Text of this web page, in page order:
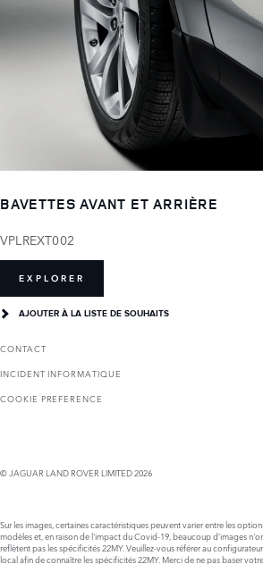
BAVETTES AVANT ET ARRIÈRE
VPLREXT002
EXPLORER
AJOUTER À LA LISTE DE SOUHAITS
CONTACT
INCIDENT INFORMATIQUE
COOKIE PREFERENCE
© JAGUAR LAND ROVER LIMITED 2026
Sur les images, certaines caractéristiques peuvent varier entre les
modèles et, en raison de l'impact du Covid-19, beaucoup d’images
reflètent pas les spécificités 22MY. Veuillez-vous référer au
local afin de connaître les spécificités 22MY. Merci de ne pas baser